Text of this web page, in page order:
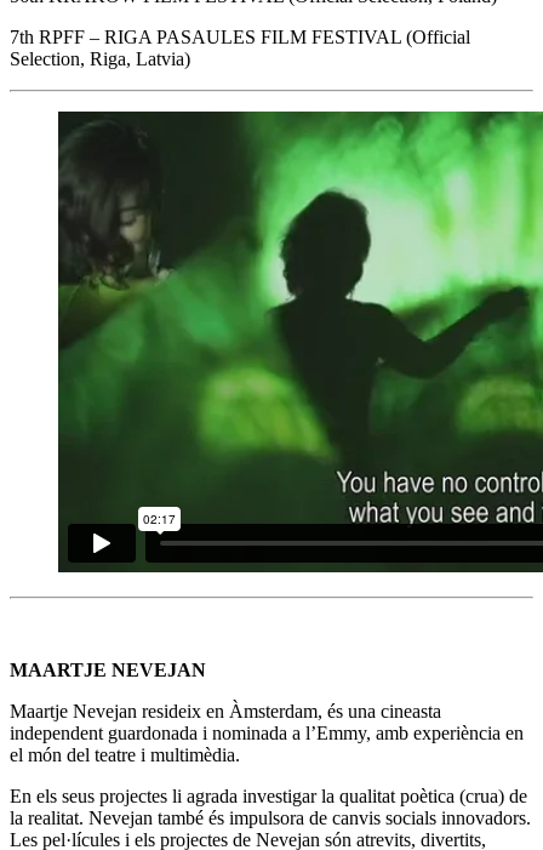
7th RPFF – RIGA PASAULES FILM FESTIVAL (Official
Selection, Riga, Latvia)
MAARTJE NEVEJAN
Maartje Nevejan resideix en Àmsterdam, és una cineasta
independent guardonada i nominada a l’Emmy, amb experiència en
el món del teatre i multimèdia.
En els seus projectes li agrada investigar la qualitat poètica (crua) de
la realitat. Nevejan també és impulsora de canvis socials innovadors.
Les pel·lícules i els projectes de Nevejan són atrevits, divertits,